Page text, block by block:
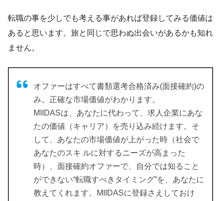
転職の事を少しでも考える事があれば登録してみる価値は
あると思います。旅と同じで思わぬ出会いがあるかも知れ
ません。
オファーはすべて書類選考合格済み(面接確約)の
み。正確な市場価値がわかります。
MIIDASは、あなたに代わって、求人企業にあな
たの価値（キャリア）を売り込み続けます。そ
して、あなたの市場価値が上がった時（社会で
あなたのスキ ルに対するニーズが高まった
時）、面接確約オファーで、自分では知ること
ができない“転職すべきタイミング”を、あなたに
教えてくれます。MIIDASに登録さえしておけ